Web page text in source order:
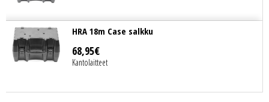
HRA 18m Case salkku
68,95€
Kantolaitteet